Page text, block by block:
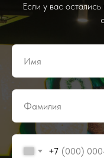
Если у вас
+7